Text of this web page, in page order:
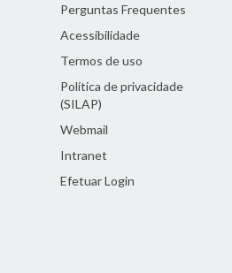
Perguntas Frequentes
Acessibilidade
Termos de uso
Política de privacidade
(SILAP)
Webmail
Intranet
Efetuar Login